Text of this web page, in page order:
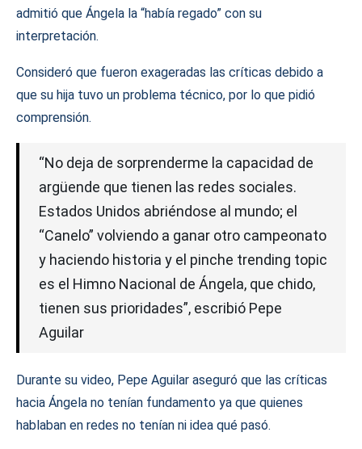
admitió que Ángela la “había regado” con su
interpretación.
Consideró que fueron exageradas las críticas debido a
que su hija tuvo un problema técnico, por lo que pidió
comprensión.
“No deja de sorprenderme la capacidad de
argüende que tienen las redes sociales.
Estados Unidos abriéndose al mundo; el
“Canelo” volviendo a ganar otro campeonato
y haciendo historia y el pinche trending topic
es el Himno Nacional de Ángela, que chido,
tienen sus prioridades”, escribió Pepe
Aguilar
Durante su video, Pepe Aguilar aseguró que las críticas
hacia Ángela no tenían fundamento ya que quienes
hablaban en redes no tenían ni idea qué pasó.